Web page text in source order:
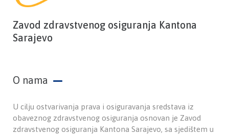
Zavod zdravstvenog osiguranja Kantona
Sarajevo
O nama
U cilju ostvarivanja prava i osiguravanja sredstava iz
obaveznog zdravstvenog osiguranja osnovan je Zavod
zdravstvenog osiguranja Kantona Sarajevo, sa sjedištem u